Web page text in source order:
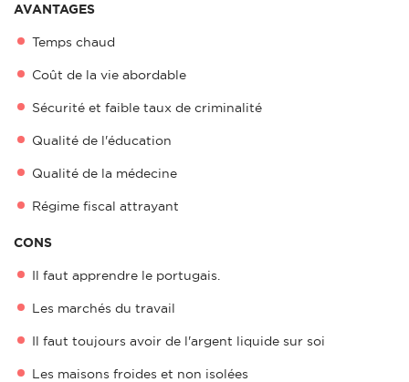
AVANTAGES
Temps chaud
Coût de la vie abordable
Sécurité et faible taux de criminalité
Qualité de l'éducation
Qualité de la médecine
Régime fiscal attrayant
CONS
Il faut apprendre le portugais.
Les marchés du travail
Il faut toujours avoir de l'argent liquide sur soi
Les maisons froides et non isolées